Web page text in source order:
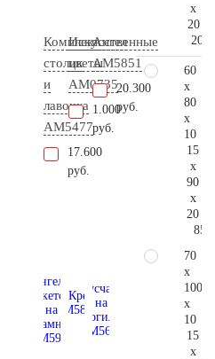
Комплект
столик
и
лавочка
АМ5477
17.600
руб.
Искусственные
цветы
AM0735
1.000
руб.
Ангел
AM5851
20.300
руб.
x
20
60
x
80
x
10
15
x
90
x
20
70
x
100
x
10
15
x